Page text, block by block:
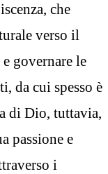
che
verso il
governare le
da cui spesso è
di Dio, tuttavia,
passione e
i